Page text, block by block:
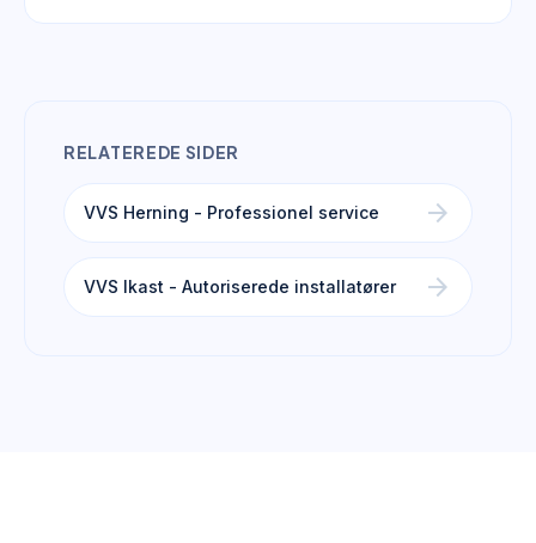
RELATEREDE SIDER
VVS Herning - Professionel service arrow_forward
VVS Ikast - Autoriserede installatører arrow_forward